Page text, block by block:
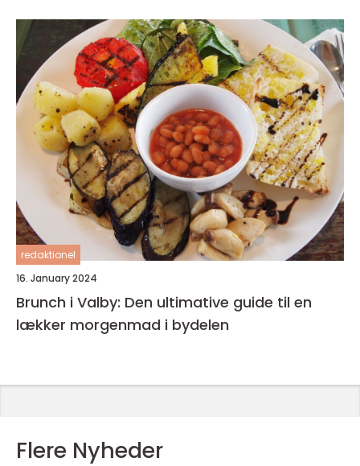
redaktionel
16. January 2024
Brunch i Valby: Den ultimative guide til en
lækker morgenmad i bydelen
Flere Nyheder